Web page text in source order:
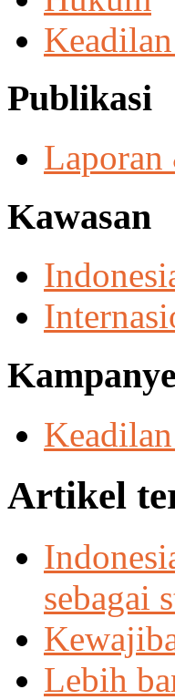
Publikasi
Laporan
Kawasan
Kampanye
Artikel
sebagai
Lebih